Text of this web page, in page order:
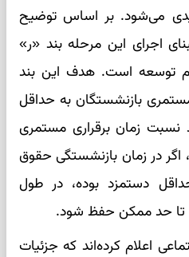
جدیدی می‌شود. بر اساس توضیح
اجرای این مرحله بند «ر»
هفتم توسعه است. هدف این بند
بازنشستگان به حداقل
حدود ۹۰ درصد نسبت زمان برقراری مستمری
اگر در زمان بازنشستگی حقوق
دستمزد بوده، در طول
تا حد ممکن حفظ شود.
اعلام کرده‌اند که جزئیات